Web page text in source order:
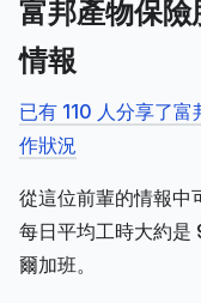
富邦產物保
情報
已有 110 人分享了
作狀況
從這位前輩的情報中
每日平均工時大約是
爾加班。